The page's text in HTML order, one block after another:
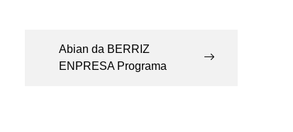
Abian da BERRIZ
ENPRESA Programa